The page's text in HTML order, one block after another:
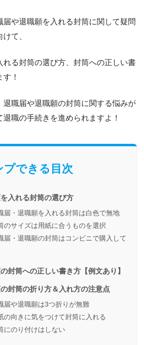
届や退職願を入れる封筒に関して疑問
けて、
れる封筒の選び方
封筒への正しい書
！
退職届や退職願の封筒に関する悩みが
退職の手続きを進められますよ！
プできる目次
入れる封筒の選び方
届・退職願を入れる封筒は白色で無地
のサイズは用紙に合うものを選択
届・退職願の封筒はコンビニで購入して
封筒への正しい書き方【例文あり】
封筒の折り方＆入れ方の注意点
届や退職願は3つ折りが無難
の向きに気をつけて封筒に入れる
にのり付けはしない